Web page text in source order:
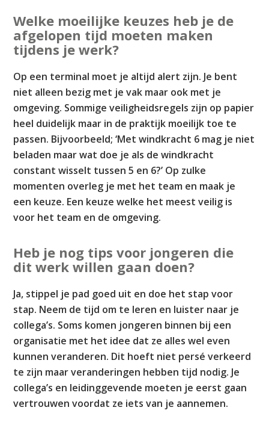
Welke moeilijke keuzes heb je de
afgelopen tijd moeten maken
tijdens je werk?
Op een terminal moet je altijd alert zijn. Je bent
niet alleen bezig met je vak maar ook met je
omgeving. Sommige veiligheidsregels zijn op papier
heel duidelijk maar in de praktijk moeilijk toe te
passen. Bijvoorbeeld; ‘Met windkracht 6 mag je niet
beladen maar wat doe je als de windkracht
constant wisselt tussen 5 en 6?’ Op zulke
momenten overleg je met het team en maak je
een keuze. Een keuze welke het meest veilig is
voor het team en de omgeving.
Heb je nog tips voor jongeren die
dit werk willen gaan doen?
Ja, stippel je pad goed uit en doe het stap voor
stap. Neem de tijd om te leren en luister naar je
collega’s. Soms komen jongeren binnen bij een
organisatie met het idee dat ze alles wel even
kunnen veranderen. Dit hoeft niet persé verkeerd
te zijn maar veranderingen hebben tijd nodig. Je
collega’s en leidinggevende moeten je eerst gaan
vertrouwen voordat ze iets van je aannemen.